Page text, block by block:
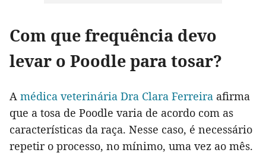
Com que frequência devo
levar o Poodle para tosar?
A médica veterinária Dra Clara Ferreira afirma
que a tosa de Poodle varia de acordo com as
características da raça. Nesse caso, é necessário
repetir o processo, no mínimo, uma vez ao mês.